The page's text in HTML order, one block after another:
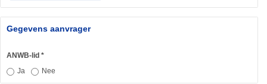
Gegevens aanvrager
ANWB-lid
Ja Nee